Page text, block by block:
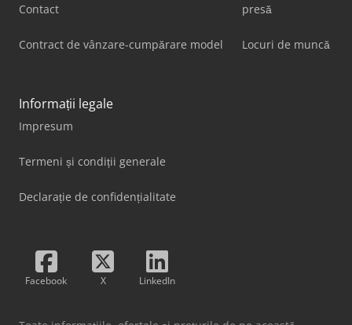
Contact
Contract de vânzare-cumpărare model
presă
Locuri de muncă
Informații legale
Impresum
Termeni și condiții generale
Declarație de confidențialitate
Facebook X LinkedIn